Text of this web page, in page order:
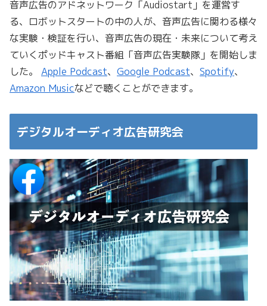
音声広告のアドネットワーク「Audiostart」を運営す
る、ロボットスタートの中の人が、音声広告に関わる様々
な実験・検証を行い、音声広告の現在・未来について考え
ていくポッドキャスト番組「音声広告実験隊」を開始しま
した。 Apple Podcast、 Google Podcast、 Spotify、
Amazon Musicなどで聴くことができます。
デジタルオーディオ広告研究会